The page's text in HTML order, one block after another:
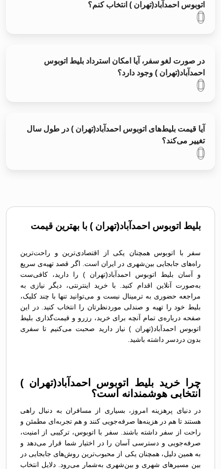
اتوبوس احمدآباد(تهران ) انتخاب کنم؟
در صورت لغو سفر، آیا امکان استرداد بلیط اتوبوس
احمدآباد(تهران ) وجود دارد؟
آیا قیمت بلیط‌های اتوبوس احمدآباد(تهران ) در طول سال
تغییر می‌کند؟
بلیط اتوبوس احمدآباد(تهران ) با بهترین قیمت
سفر با اتوبوس همچنان یکی از اقتصادی‌ترین و راحت‌ترین
راه‌های جابجایی بین‌شهری در ایران است. اگر قصد تهیه‌ی سریع
و آسان بلیط اتوبوس احمدآباد(تهران ) را دارید، کافی‌ست
به‌صورت آنلاین اقدام کنید. با خرید اینترنتی، دیگر نیازی به
مراجعه حضوری به ترمینال نیست و می‌توانید تنها با چند کلیک،
بلیط خود را تهیه و صندلی موردنظرتان را انتخاب کنید. در این
صفحه درباره‌ی تمام آنچه برای خرید، رزرو و قیمت‌گذاری بلیط
اتوبوس احمدآباد(تهران ) نیاز دارید صحبت می‌کنیم تا سفری
بدون دردسر داشته باشید.
چرا خرید بلیط اتوبوس احمدآباد(تهران )
انتخابی هوشمندانه است؟
در دنیای پرهزینه امروز، بسیاری از مسافران به دنبال راهی
هستند تا هم در هزینه‌ها صرفه‌جویی کنند و هم تجربه‌ای مطمئن و
راحت از سفر داشته باشند. سفر با اتوبوس، ترکیبی از امنیت،
صرفه‌جویی و دسترسی آسان را در اختیار شما قرار می‌دهد و
به همین دلیل، همچنان یکی از محبوب‌ترین روش‌های جابجایی در
بین مسیرهای شهری و بین‌شهری به‌شمار می‌رود. دلایل انتخاب